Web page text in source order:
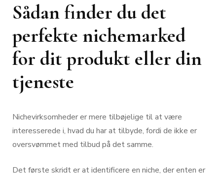
Sådan finder du det
perfekte nichemarked
for dit produkt eller din
tjeneste
Nichevirksomheder er mere tilbøjelige til at være
interesserede i, hvad du har at tilbyde, fordi de ikke er
oversvømmet med tilbud på det samme.
Det første skridt er at identificere en niche, der enten er